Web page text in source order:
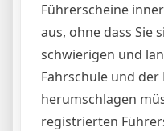
Führerscheine
aus, ohne dass Sie
schwierigen und
Fahrschule und
herumschlagen
registrierten